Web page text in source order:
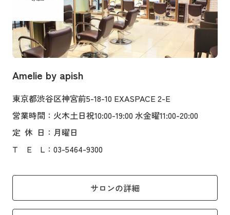
Amelie by apish
東京都渋谷区神宮前5-18-10 EXASPACE 2-E
営業時間 ：火木土日祝10:00-19:00 水金曜11:00-20:00
定 休 日 ：月曜日
T
E L ：03-5464-9300
サロンの詳細